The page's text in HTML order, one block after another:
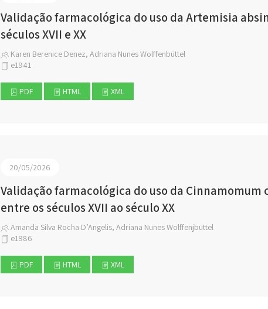
Validação farmacológica do uso da Artemisia
séculos XVII e XX
Karen Berenice Denez, Adriana Nunes Wolffenbüttel
e1941
PDF HTML XML
20/05/2026
Validação farmacológica do uso da Cinnamomum
entre os séculos XVII ao século XX
Amanda Silva Rocha D’Angelis, Adriana Nunes Wolffenjbüttel
e1986
PDF HTML XML